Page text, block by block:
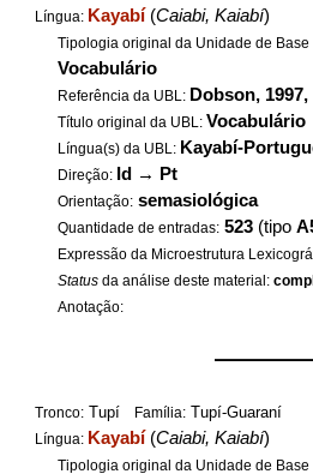
Língua: Kayabí (Caiabi, Kaiabí)
Tipologia original da Unidade de
Vocabulário
Referência da UBL: Dobson, 1997,
Título original da UBL: Vocabulário
Língua(s) da UBL: Kayabí-
Direção: Id → Pt
Orientação: semasiológica
Quantidade de entradas: 523 (tipo
Expressão da Microestrutura
Status da análise deste material:
Anotação:
Tronco: Tupí Família: Tupí-Guaraní
Língua: Kayabí (Caiabi, Kaiabí)
Tipologia original da Unidade de